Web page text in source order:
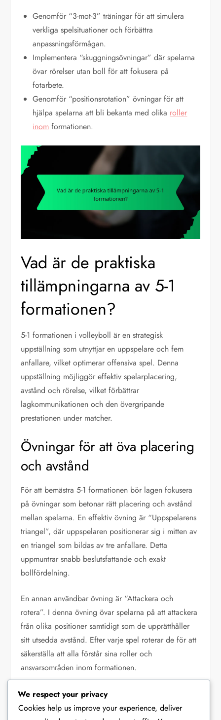
Genomför “3-mot-3” träningar för att simulera
verkliga spelsituationer och förbättra
anpassningsförmågan.
Implementera “skuggningsövningar” där spelarna
övar rörelser utan boll för att fokusera på
fotarbete.
Genomför “positionsrotation” övningar för att
hjälpa spelarna att bli bekanta med olika roller
inom formationen.
Vad är de praktiska
tillämpningarna av 5-1
formationen?
5-1 formationen i volleyboll är en strategisk
uppställning som utnyttjar en uppspelare och fem
anfallare, vilket optimerar offensiva spel. Denna
uppställning möjliggör effektiv spelarplacering,
avstånd och rörelse, vilket förbättrar
lagkommunikationen och den övergripande
prestationen under matcher.
Övningar för att öva placering
och avstånd
För att bemästra 5-1 formationen bör lagen fokusera
på övningar som betonar rätt placering och avstånd
mellan spelarna. En effektiv övning är “Uppspelarens
triangel”, där uppspelaren positionerar sig i mitten av
en triangel som bildas av tre anfallare. Detta
uppmuntrar snabb beslutsfattande och exakt
bollfördelning.
En annan användbar övning är “Attackera och
rotera”. I denna övning övar spelarna på att attackera
från olika positioner samtidigt som de upprätthåller
sitt utsedda avstånd. Efter varje spel roterar de för att
säkerställa att alla förstår sina roller och
ansvarsområden inom formationen.
Uppspelarens triangel:
bollleverans och kommunikation.
We respect your privacy
Cookies help us improve your experience, deliver